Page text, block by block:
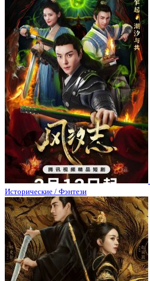
Исторические / Фэнтези